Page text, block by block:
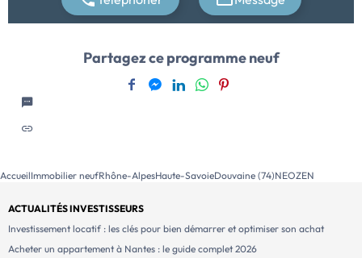
confort et qualité de vie. Parmi ces logements, quatre
sont situés en attique, dont deux offrent une vue
habitations disposent d’espaces extérieurs, parfaits
pour profiter de l’environnement naturel ou pour
partager des moments conviviaux. Ce programme
programme immobilier neuf >>
Partagez ce programme neuf
AccueilImmobilier neufRhône-AlpesHaute-SavoieDouvaine (74)NEOZEN
ACTUALITÉS INVESTISSEURS
Investissement locatif : les clés pour bien démarrer et optimiser son achat
Acheter un appartement à Nantes : le guide complet 2026